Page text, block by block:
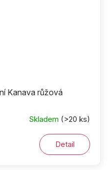
Kanava růžová
Skladem (>20 ks)
Detail